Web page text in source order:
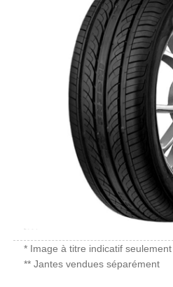
* Image à titre indicatif seulement
** Jantes vendues séparément